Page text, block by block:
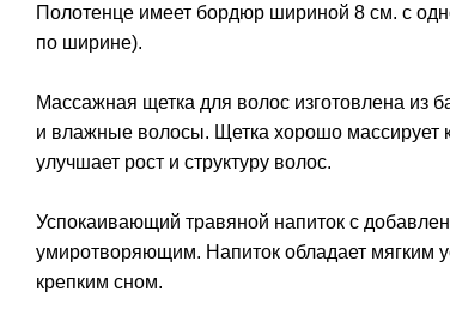
Полотенце имеет бордюр шириной 8 см. с
по ширине).
Массажная щетка для волос изготовлена из
и влажные волосы. Щетка хорошо массирует
улучшает рост и структуру волос.
Успокаивающий травяной напиток с
умиротворяющим. Напиток обладает мягким
крепким сном.